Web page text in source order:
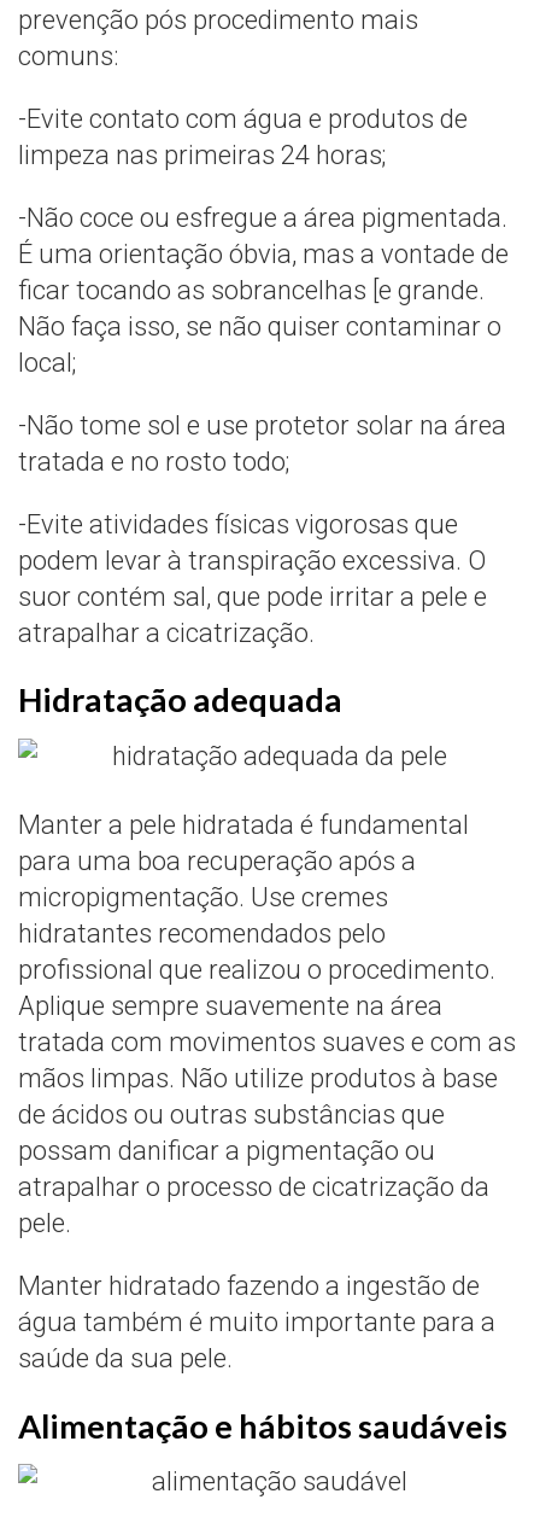
prevenção pós procedimento mais
comuns:
-Evite contato com água e produtos de
limpeza nas primeiras 24 horas;
-Não coce ou esfregue a área pigmentada.
É uma orientação óbvia, mas a vontade de
ficar tocando as sobrancelhas [e grande.
Não faça isso, se não quiser contaminar o
local;
-Não tome sol e use protetor solar na área
tratada e no rosto todo;
-Evite atividades físicas vigorosas que
podem levar à transpiração excessiva. O
suor contém sal, que pode irritar a pele e
atrapalhar a cicatrização.
Hidratação adequada
Manter a pele hidratada é fundamental
para uma boa recuperação após a
micropigmentação. Use cremes
hidratantes recomendados pelo
profissional que realizou o procedimento.
Aplique sempre suavemente na área
tratada com movimentos suaves e com as
mãos limpas. Não utilize produtos à base
de ácidos ou outras substâncias que
possam danificar a pigmentação ou
atrapalhar o processo de cicatrização da
pele.
Manter hidratado fazendo a ingestão de
água também é muito importante para a
saúde da sua pele.
Alimentação e hábitos saudáveis